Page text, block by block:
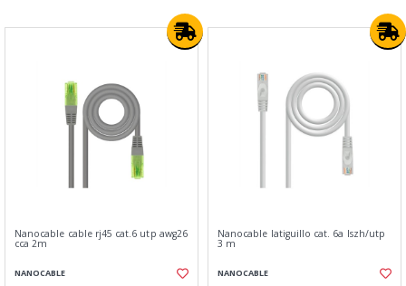
Nanocable cable rj45 cat.6 utp awg26
cca 2m
NANOCABLE
Nanocable latiguillo cat. 6a lszh/utp
3 m
NANOCABLE